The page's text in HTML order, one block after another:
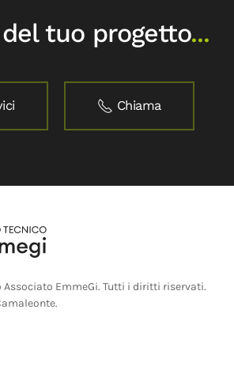
tuo progetto...
Chiama
Associato EmmeGi. Tutti i diritti riservati.
.